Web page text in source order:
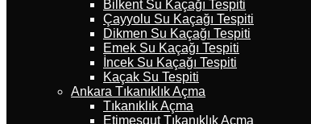
Bilkent Su Kaçağı Tespiti
Çayyolu Su Kaçağı Tespiti
Dikmen Su Kaçağı Tespiti
Emek Su Kaçağı Tespiti
İncek Su Kaçağı Tespiti
Kaçak Su Tespiti
Ankara Tıkanıklık Açma
Tıkanıklık Açma
Etimesgut Tıkanıklık Açma